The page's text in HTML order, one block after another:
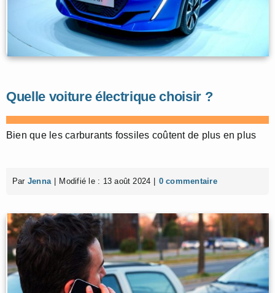
Quelle voiture électrique choisir ?
Bien que les carburants fossiles coûtent de plus en plus
Par Jenna Modifié le : 13 août 2024 0 commentaire